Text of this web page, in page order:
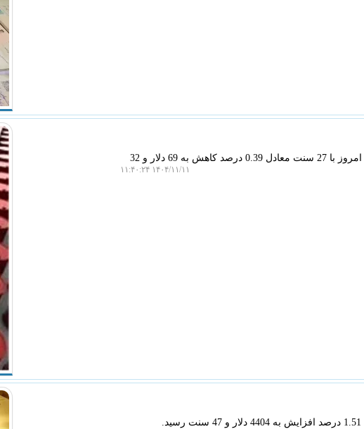
سیب پال: قیمت هر بشکه نفت برنت دریای شمال امروز با 27 سنت معادل 0.39 درصد کاهش به 69 دلار و 32
۱۴۰۴/۱۱/۱۱ ۱۱:۴۰:۲۴